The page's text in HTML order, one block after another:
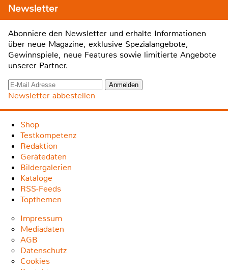
Newsletter
Abonniere den Newsletter und erhalte Informationen
über neue Magazine, exklusive Spezialangebote,
Gewinnspiele, neue Features sowie limitierte Angebote
unserer Partner.
Newsletter abbestellen
Shop
Testkompetenz
Redaktion
Gerätedaten
Bildergalerien
Kataloge
RSS-Feeds
Topthemen
Impressum
Mediadaten
AGB
Datenschutz
Cookies